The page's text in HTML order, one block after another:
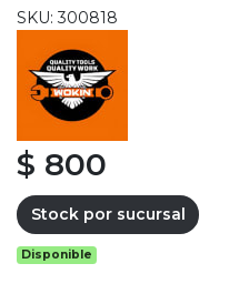
SKU: 300818
$ 800
Stock por sucursal
Disponible